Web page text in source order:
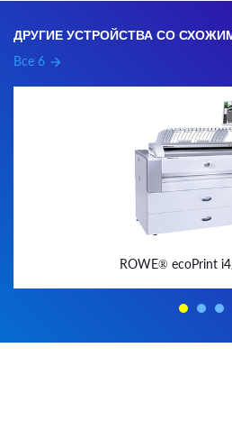
ДРУГИЕ УСТРОЙСТВА СО
Все 6 arrow_forward
ROWE® ecoPrint